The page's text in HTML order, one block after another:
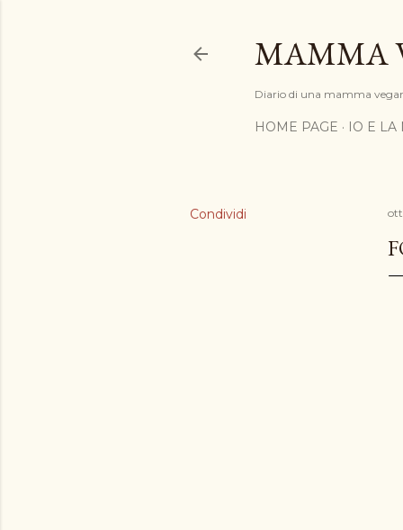
MAMMA
Diario di una mamma
HOME PAGE IO E LA
Condividi